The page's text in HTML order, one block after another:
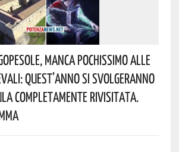
Manca Pochissimo Alle
Quest’anno Si Svolgeranno
Completamente Rivisitata.